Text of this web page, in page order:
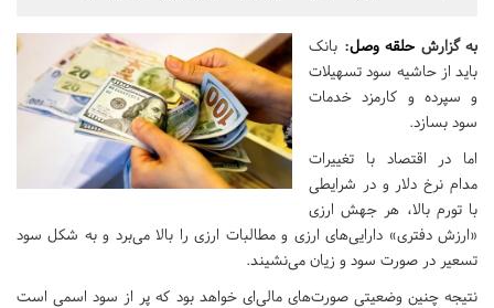
به گزارش حلقه وصل: بانک
باید از حاشیه سود تسهیلات
و سپرده و کارمزد خدمات
سود بسازد.
اما در اقتصاد با تغییرات
مدام نرخ دلار و در شرایطی
با تورم بالا، هر جهش ارزی
«ارزش دفتری» دارایی‌های ارزی و مطالبات ارزی را بالا می‌برد و به شکل سود
تسعیر در صورت سود و زیان می‌نشیند.
نتیجه چنین وضعیتی صورت‌های مالی‌ای خواهد بود که پر از سود اسمی است